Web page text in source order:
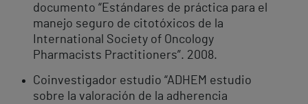
documento “Estándares de práctica para el
manejo seguro de citotóxicos de la
International Society of Oncology
Pharmacists Practitioners”. 2008.
Coinvestigador estudio “ADHEM estudio
sobre la valoración de la adherencia